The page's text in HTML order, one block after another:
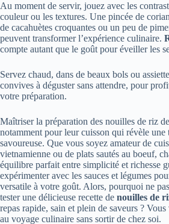
Au moment de servir, jouez avec les
couleur ou les textures. Une pincée de
de cacahuètes croquantes ou un peu de
peuvent transformer l’expérience culinaire.
compte autant que le goût pour éveiller les
Servez chaud, dans de beaux bols ou
convives à déguster sans attendre, pour
votre préparation.
Maîtriser la préparation des nouilles de riz
notamment pour leur cuisson qui révèle une
savoureuse. Que vous soyez amateur de
vietnamienne ou de plats sautés au boeuf,
équilibre parfait entre simplicité et richesse
expérimenter avec les sauces et légumes
versatile à votre goût. Alors, pourquoi ne
tester une délicieuse recette de nouilles de
repas rapide, sain et plein de saveurs ?
au voyage culinaire sans sortir de chez soi.